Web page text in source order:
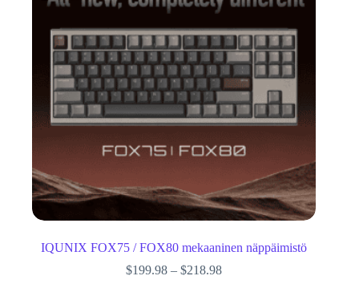
IQUNIX FOX75 / FOX80 mekaaninen näppäimistö
$199.98 – $218.98